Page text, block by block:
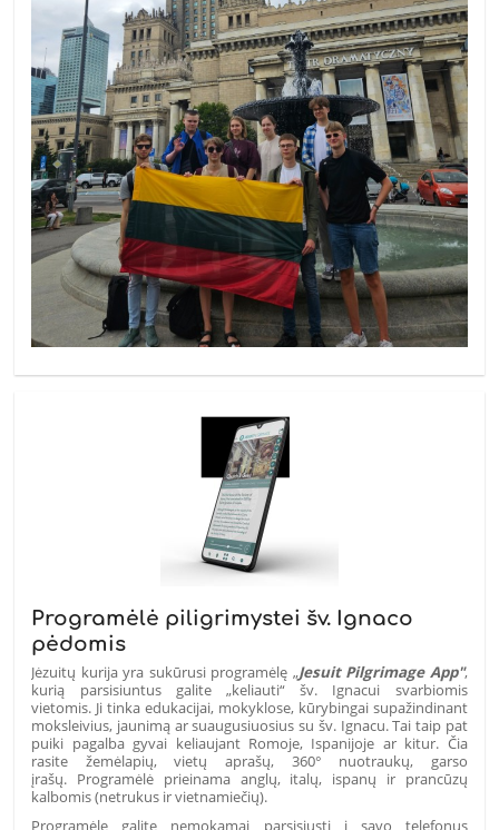
Programėlė piligrimystei šv. Ignaco
pėdomis
Jėzuitų kurija yra sukūrusi programėlę „Jesuit Pilgrimage App",
kurią parsisiuntus galite „keliauti“ šv. Ignacui svarbiomis
vietomis. Ji tinka edukacijai, mokyklose, kūrybingai supažindinant
moksleivius, jaunimą ar suaugusiuosius su šv. Ignacu. Tai taip pat
puiki pagalba gyvai keliaujant Romoje, Ispanijoje ar kitur. Čia
rasite žemėlapių, vietų aprašų, 360° nuotraukų, garso
įrašų. Programėlė prieinama anglų, italų, ispanų ir prancūzų
kalbomis (netrukus ir vietnamiečių).
Programėlę galite nemokamai parsisiųsti į savo telefonus